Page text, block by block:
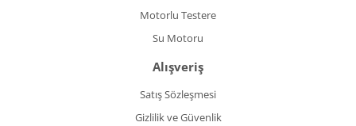
Motorlu Testere
Su Motoru
Alışveriş
Satış Sözleşmesi
Gizlilik ve Güvenlik